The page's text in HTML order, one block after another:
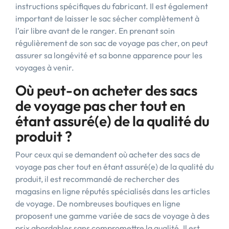
instructions spécifiques du fabricant. Il est également
important de laisser le sac sécher complètement à
l’air libre avant de le ranger. En prenant soin
régulièrement de son sac de voyage pas cher, on peut
assurer sa longévité et sa bonne apparence pour les
voyages à venir.
Où peut-on acheter des sacs
de voyage pas cher tout en
étant assuré(e) de la qualité du
produit ?
Pour ceux qui se demandent où acheter des sacs de
voyage pas cher tout en étant assuré(e) de la qualité du
produit, il est recommandé de rechercher des
magasins en ligne réputés spécialisés dans les articles
de voyage. De nombreuses boutiques en ligne
proposent une gamme variée de sacs de voyage à des